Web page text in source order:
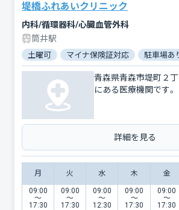
堤橋ふれあいクリニック
内科/循環器科/心臓血管外科
筒井駅
土曜可 マイナ保険証対応 駐車場あ
青森県青森市堤町２
にある医療機関です。
詳細を見る
月 火 水 木 金
09:00
〜
17:30
09:00
〜
17:30
09:00
〜
12:30
09:00
〜
17:30
09:00
〜
17:30